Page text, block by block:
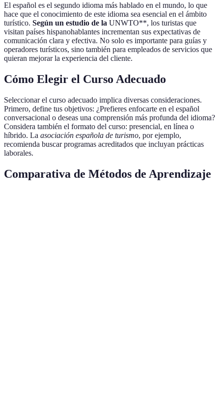
El español es el segundo idioma más hablado en el mundo, lo que
hace que el conocimiento de este idioma sea esencial en el ámbito
turístico. Según un estudio de la UNWTO**, los turistas que
visitan países hispanohablantes incrementan sus expectativas de
comunicación clara y efectiva. No solo es importante para guías y
operadores turísticos, sino también para empleados de servicios que
quieran mejorar la experiencia del cliente.
Cómo Elegir el Curso Adecuado
Seleccionar el curso adecuado implica diversas consideraciones.
Primero, define tus objetivos: ¿Prefieres enfocarte en el español
conversacional o deseas una comprensión más profunda del idioma?
Considera también el formato del curso: presencial, en línea o
híbrido. La asociación española de turismo, por ejemplo,
recomienda buscar programas acreditados que incluyan prácticas
laborales.
Comparativa de Métodos de Aprendizaje